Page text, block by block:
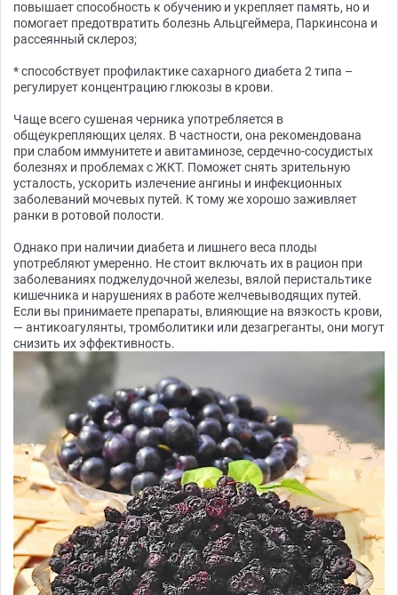
повышает способность к обучению и укрепляет память, но и
помогает предотвратить болезнь Альцгеймера, Паркинсона и
рассеянный склероз;
* способствует профилактике сахарного диабета 2 типа –
регулирует концентрацию глюкозы в крови.
Чаще всего сушеная черника употребляется в
общеукрепляющих целях. В частности, она рекомендована
при слабом иммунитете и авитаминозе, сердечно-сосудистых
болезнях и проблемах с ЖКТ. Поможет снять зрительную
усталость, ускорить излечение ангины и инфекционных
заболеваний мочевых путей. К тому же хорошо заживляет
ранки в ротовой полости.
Однако при наличии диабета и лишнего веса плоды
употребляют умеренно. Не стоит включать их в рацион при
заболеваниях поджелудочной железы, вялой перистальтике
кишечника и нарушениях в работе желчевыводящих путей.
Если вы принимаете препараты, влияющие на вязкость крови,
— антикоагулянты, тромболитики или дезагреганты, они могут
снизить их эффективность.